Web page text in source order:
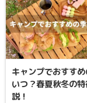
キャンプでおすす
いつ？春夏秋冬の
説！